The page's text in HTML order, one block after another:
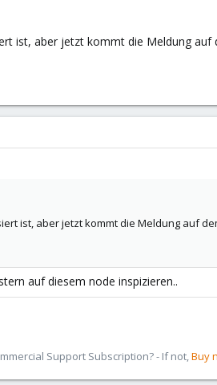
ist, aber jetzt kommt die Meldung
ist, aber jetzt kommt die Meldung auf
auf diesem node inspizieren..
Support Subscription? - If not,Buy